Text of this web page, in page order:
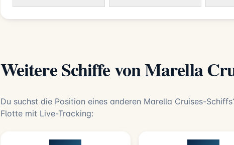
Weitere Schiffe von Marella
Du suchst die Position eines anderen Marella Cruises-
Flotte mit Live-Tracking: